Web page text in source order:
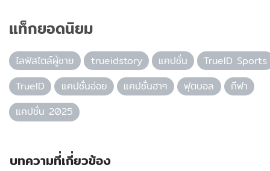
แท็กยอดนิยม
ไลฟ์สไตล์ผู้ชาย trueidstory แคปชั่น
TrueID Sports
TrueID
แคปชั่นอ่อย แคปชั่นฮาๆ ฟุตบอล
กีฬา
แคปชั่น 2025
บทความที่เกี่ยวข้อง